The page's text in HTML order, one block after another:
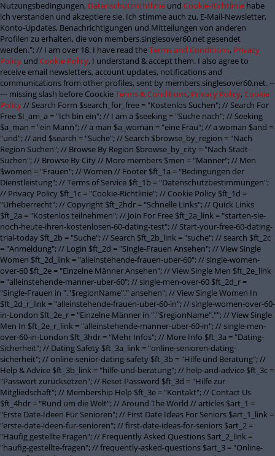
Nutzungsbedingungen, Datenschutzrichtlinie und Cookie-Richtlinie habe
ich verstanden und akzeptiere sie. Ich stimme auch zu, E-Mail-Newsletter,
Konto-Updates, Benachrichtigungen und Mitteilungen von anderen
Profilen zu erhalten, die von members.singlesover60.net gesendet
werden."; // I am over 18. I have read theTerms and Conditions, Privacy
Policy und Cookie Policy, I understand & accept them. I also agree to
receive email newsletters, account updates, notifications and
communications from other profiles, sent by members.singlesover60.net. --
--- missing slash before CoockieTerms & Conditions, Privacy Policy, Cookie
Policy// Search Form $search_for_free = "Kostenlos Suchen"; // Search For
Free $I_am_a = "Ich bin ein"; // I am a $seeking = "Suche nach"; // Seeking
$a_man = "ein Mann"; // a man $a_woman = "eine Frau"; // a woman $and =
"und"; // and $search = "Suche"; // Search $browse_by_region = "Nach
Region Suchen"; // Browse By Region $browse_by_city = "Nach Stadt
Suchen"; // Browse By City // More members $men = "Männer"; // Men
$women = "Frauen"; // Women // Footer $ft_1a = "Bedingungen der
Dienstleistung"; // Terms of Service $ft_1b = "Datenschutzbestimmungen";
// Privacy Policy $ft_1c = "Cookie-Richtlinie"; // Cookie Policy $ft_1d =
"Urheberrecht"; // Copyright $ft_2hdr = "Schnelle Links"; // Quick Links
$ft_2a = "Kostenlos teilnehmen"; // Join For Free $ft_2a_link = "starten-sie-
noch-heute-ihren-kostenlosen-60-dating-test"; // Start-your-free-60-dating-
trial-today $ft_2b = "Suche"; // Search $ft_2b_link = "suche"; // search $ft_2c
= "Anmeldung"; // Login $ft_2d = "Single-Frauen Ansehen"; // View Single
Women $ft_2d_link = "alleinstehende-frauen-uber-60"; // single-women-
over-60 $ft_2e = "Einzelne Männer Ansehen"; // View Single Men $ft_2e_link
= "alleinstehende-manner-uber-60"; // single-men-over-60 $ft_2d_r =
"Single-Frauen in "."$regionName"." ansehen"; // View Single Women In
$ft_2d_r_link = "alleinstehende-frauen-uber-60-in"; // single-women-over-60-
in-London $ft_2e_r = "Einzelne Männer in "."$regionName".""; // View Single
Men In $ft_2e_r_link = "alleinstehende-manner-uber-60-in"; // single-men-
over-60-in-London $ft_3hdr = "Mehr Infos"; // More Info $ft_3a = "Dating-
Sicherheit"; // Dating Safety $ft_3a_link = "online-senioren-dating-
sicherheit"; // online-senior-dating-safety $ft_3b = "Hilfe und Beratung"; //
Help & Advice $ft_3b_link = "hilfe-und-beratung"; // help-and-advice $ft_3c =
"Passwort zurücksetzen"; // Reset Password $ft_3d = "Hilfe zur
Mitgliedschaft"; // Membership Help $ft_3e = "Kontakt"; // Contact Us
$ft_4hdr = "Rund um die Welt"; // Around The World // articles $art_1 =
"Erste Date-Ideen Für Senioren"; // First Date Ideas For Seniors $art_1_link =
"erste-date-ideen-fur-senioren"; // first-date-ideas-for-seniors $art_2 =
"Häufig gestellte Fragen"; // Frequently Asked Questions $art_2_link =
"haufig-gestellte-fragen"; // frequently-asked-questions $art_3 = "Online-